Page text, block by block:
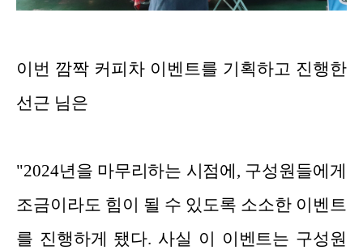
이번 깜짝 커피차 이벤트를 기획하고 진행한
선근 님은
"2024년을 마무리하는 시점에, 구성원들에게
조금이라도 힘이 될 수 있도록 소소한 이벤트
를 진행하게 됐다. 사실 이 이벤트는 구성원